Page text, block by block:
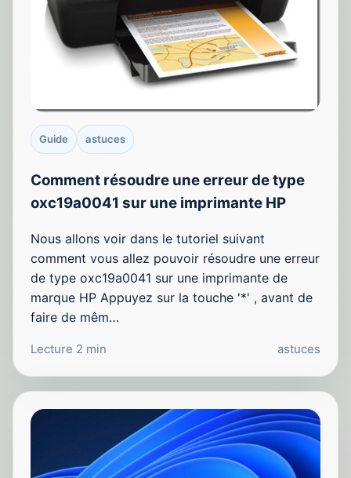
Guide astuces
Comment résoudre une erreur de type
oxc19a0041 sur une imprimante HP
Nous allons voir dans le tutoriel suivant
comment vous allez pouvoir résoudre une erreur
de type oxc19a0041 sur une imprimante de
marque HP Appuyez sur la touche '*' , avant de
faire de mêm…
Lecture 2 min astuces